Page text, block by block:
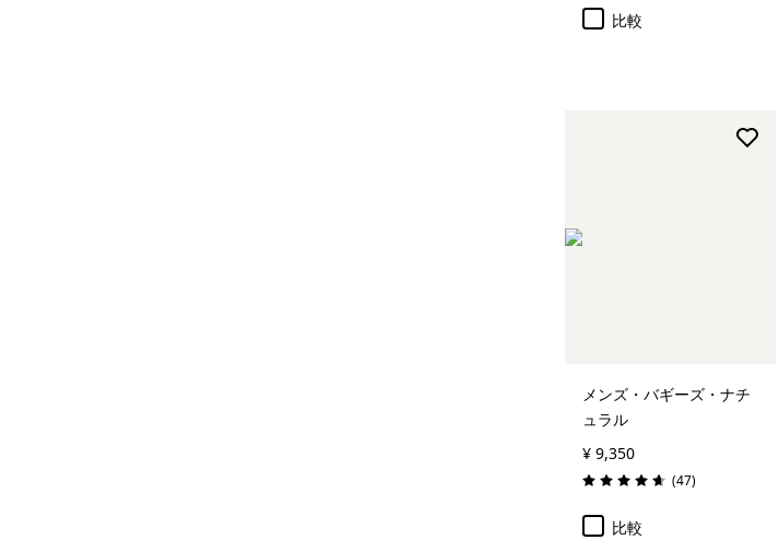
比較
メンズ・バギーズ・ナチ
ュラル
¥ 9,350
評価: 4.7 / 5 (47レビュー
)
比較